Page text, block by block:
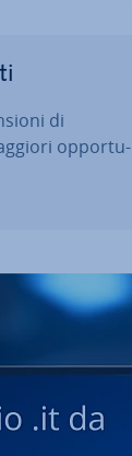
di
op­por­tu­